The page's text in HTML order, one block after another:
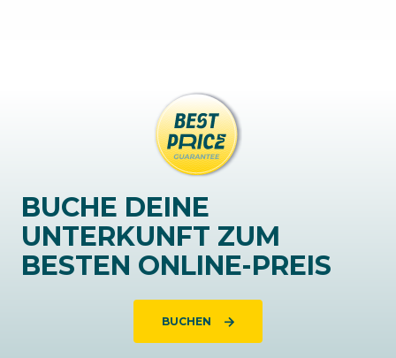
BUCHE DEINE
UNTERKUNFT ZUM
BESTEN ONLINE-PREIS
BUCHEN